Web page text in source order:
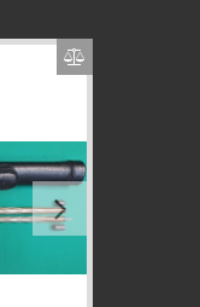
Next